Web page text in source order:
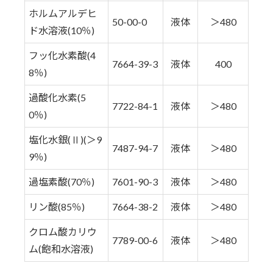
ホルムアルデヒ
ド水溶液(10％)
50-00-0 液体 ＞480
フッ化水素酸(4
8％)
7664-39-3 液体 400
過酸化水素(5
0％)
7722-84-1 液体 ＞480
塩化水銀(Ⅱ)(＞9
9％)
7487-94-7 液体 ＞480
過塩素酸(70％) 7601-90-3 液体 ＞480
リン酸(85％) 7664-38-2 液体 ＞480
クロム酸カリウ
ム(飽和水溶液)
7789-00-6 液体 ＞480